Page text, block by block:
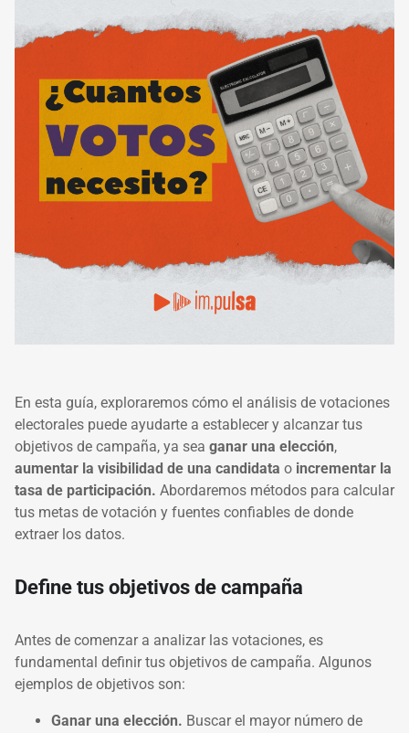
En esta guía, exploraremos cómo el análisis de votaciones
electorales puede ayudarte a establecer y alcanzar tus
objetivos de campaña, ya sea ganar una elección,
aumentar la visibilidad de una candidata o incrementar la
tasa de participación. Abordaremos métodos para calcular
tus metas de votación y fuentes confiables de donde
extraer los datos.
Define tus objetivos de campaña
Antes de comenzar a analizar las votaciones, es
fundamental definir tus objetivos de campaña. Algunos
ejemplos de objetivos son:
Ganar una elección. Buscar el mayor número de